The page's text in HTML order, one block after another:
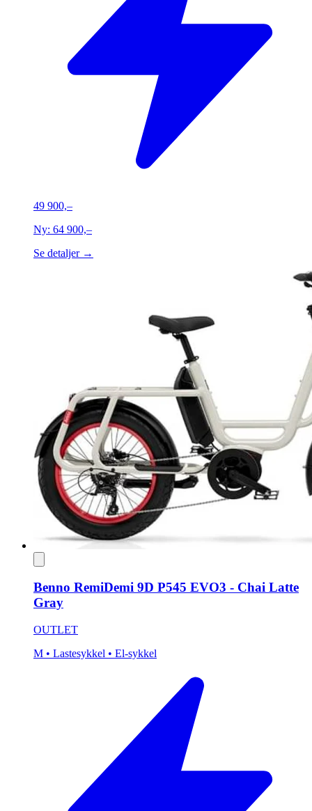
49 900,–
Ny: 64 900,–
Se detaljer →
Benno RemiDemi 9D P545 EVO3 - Chai Latte
Gray
OUTLET
M • Lastesykkel • El-sykkel